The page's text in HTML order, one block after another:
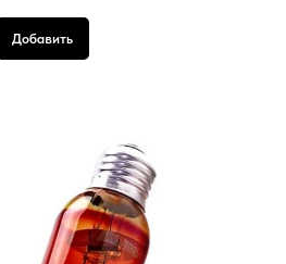
Добавить